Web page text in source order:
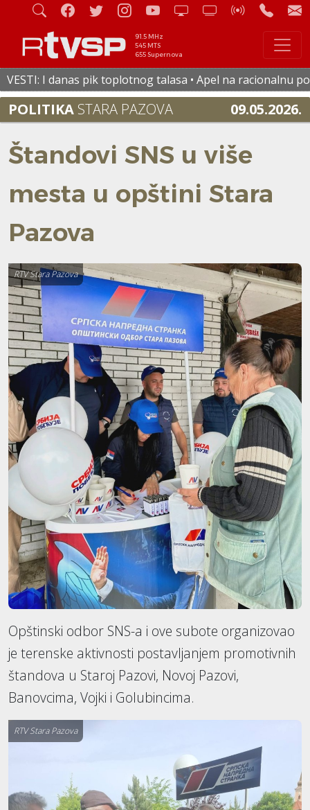
91.5 MHz
545 MTS
655 Supernova
toplotnog talasa • Apel na racionalnu potrošnju vode i
POLITIKA STARA PAZOVA 09.05.2026.
Štandovi SNS u više
mesta u opštini Stara
Pazova
RTV Stara Pazova
Opštinski odbor SNS-a i ove subote organizovao
je terenske aktivnosti postavljanjem promotivnih
štandova u Staroj Pazovi, Novoj Pazovi,
Banovcima, Vojki i Golubincima.
RTV Stara Pazova